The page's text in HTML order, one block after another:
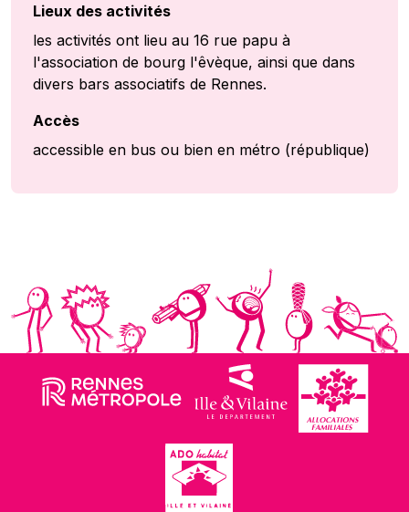
Lieux des activités
les activités ont lieu au 16 rue papu à
l'association de bourg l'êvèque, ainsi que dans
divers bars associatifs de Rennes.
Accès
accessible en bus ou bien en métro (république)